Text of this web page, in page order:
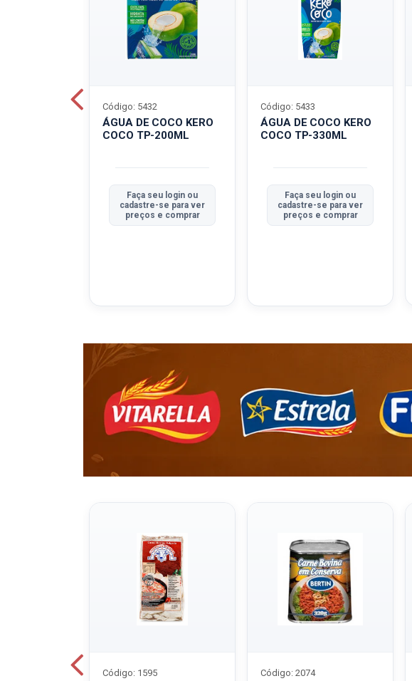
ÁGUA DE COCO KERO
COCO TP-200ML
Código: 5432
Faça seu login ou
cadastre-se para ver
preços e comprar
ÁGUA DE COCO KERO
COCO TP-330ML
Código: 5433
Faça seu login ou
cadastre-se para ver
preços e comprar
Código: 1595 Código: 2074